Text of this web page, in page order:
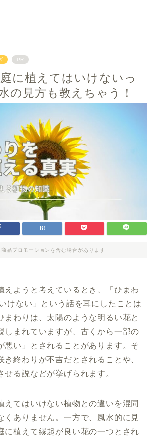
PR
に植えてはいけないっ
の見方も教えちゃう！
商品プロモーションを含む場合があります
えようと考えているとき、「ひまわ
けない」という話を耳にしたことは
まわりは、太陽のような明るい花と
しまれていますが、古くから一部の
悪い」とされることがあります。そ
き終わりが不吉だとされることや、
せる説などが挙げられます。
えてはいけない植物との違いを混同
くありません。一方で、風水的に見
に植えて縁起が良い花の一つとされ